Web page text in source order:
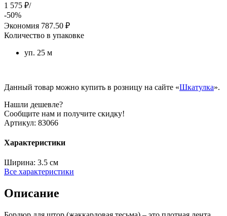
1 575 ₽/
-50%
Экономия 787.50 ₽
Количество в упаковке
уп. 25 м
Данный товар можно купить в розницу на сайте «Шкатулка».
Нашли дешевле?
Сообщите нам и получите скидку!
Артикул: 83066
Характеристики
Ширина: 3.5 см
Все характеристики
Описание